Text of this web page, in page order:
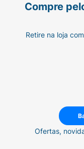
Compre
Retire na loja
Ofertas,